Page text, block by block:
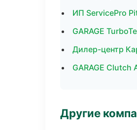
ИП ServicePro
GARAGE
Дилер-центр
GARAGE
Другие